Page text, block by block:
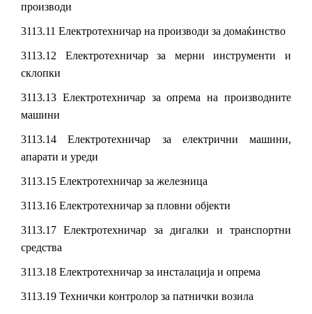
производи
3113.11 Електротехничар на производи за домаќинство
3113.12 Електротехничар за мерни инструменти и
склопки
3113.13 Електротехничар за опрема на производните
машини
3113.14 Електротехничар за електрични машини,
апарати и уреди
3113.15 Електротехничар за железница
3113.16 Електротехничар за пловни објекти
3113.17 Електротехничар за дигалки и транспортни
средства
3113.18 Електротехничар за инсталација и опрема
3113.19 Технички контролор за патнички возила